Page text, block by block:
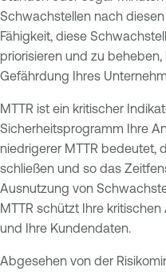
Schwachstellen nach
Fähigkeit, diese
priorisieren und zu
Gefährdung Ihres
MTTR ist ein kritischer
Sicherheitsprogramm Ihre
niedrigerer MTTR bedeutet,
schließen und so das
Ausnutzung von
MTTR schützt Ihre
und Ihre Kundendaten.
Abgesehen von der